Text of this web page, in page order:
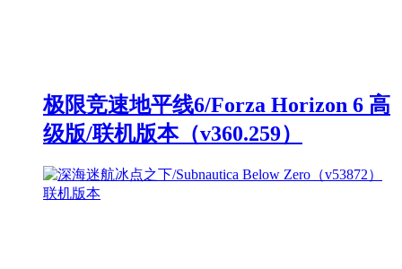
极限竞速地平线6/Forza Horizon 6 高
级版/联机版本（v360.259）